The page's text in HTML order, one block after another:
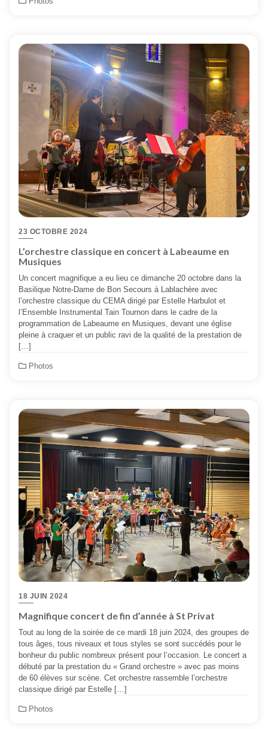
23 OCTOBRE 2024
L’orchestre classique en concert à Labeaume en
Musiques
Un concert magnifique a eu lieu ce dimanche 20 octobre dans la
Basilique Notre-Dame de Bon Secours à Lablachère avec
l’orchestre classique du CEMA dirigé par Estelle Harbulot et
l’Ensemble Instrumental Tain Tournon dans le cadre de la
programmation de Labeaume en Musiques, devant une église
pleine à craquer et un public ravi de la qualité de la prestation de
[…]
Photos
18 JUIN 2024
Magnifique concert de fin d’année à St Privat
Tout au long de la soirée de ce mardi 18 juin 2024, des groupes de
tous âges, tous niveaux et tous styles se sont succédés pour le
bonheur du public nombreux présent pour l’occasion. Le concert a
débuté par la prestation du « Grand orchestre » avec pas moins
de 60 élèves sur scène. Cet orchestre rassemble l’orchestre
classique dirigé par Estelle […]
Photos